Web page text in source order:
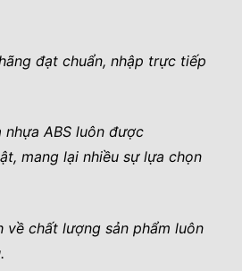
đạt chuẩn, nhập trực tiếp
nhựa ABS luôn được
mang lại nhiều sự lựa chọn
về chất lượng sản phẩm luôn